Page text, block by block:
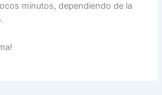
minutos, dependiendo de la